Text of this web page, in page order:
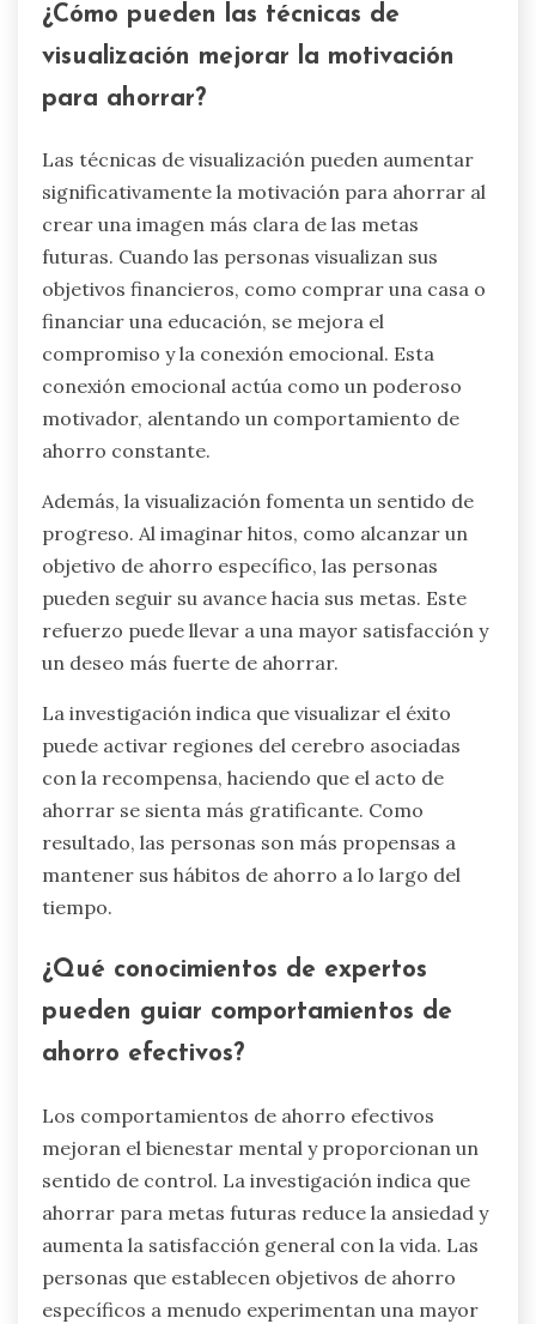
¿Cómo pueden las técnicas de
visualización mejorar la motivación
para ahorrar?
Las técnicas de visualización pueden aumentar
significativamente la motivación para ahorrar al
crear una imagen más clara de las metas
futuras. Cuando las personas visualizan sus
objetivos financieros, como comprar una casa o
financiar una educación, se mejora el
compromiso y la conexión emocional. Esta
conexión emocional actúa como un poderoso
motivador, alentando un comportamiento de
ahorro constante.
Además, la visualización fomenta un sentido de
progreso. Al imaginar hitos, como alcanzar un
objetivo de ahorro específico, las personas
pueden seguir su avance hacia sus metas. Este
refuerzo puede llevar a una mayor satisfacción y
un deseo más fuerte de ahorrar.
La investigación indica que visualizar el éxito
puede activar regiones del cerebro asociadas
con la recompensa, haciendo que el acto de
ahorrar se sienta más gratificante. Como
resultado, las personas son más propensas a
mantener sus hábitos de ahorro a lo largo del
tiempo.
¿Qué conocimientos de expertos
pueden guiar comportamientos de
ahorro efectivos?
Los comportamientos de ahorro efectivos
mejoran el bienestar mental y proporcionan un
sentido de control. La investigación indica que
ahorrar para metas futuras reduce la ansiedad y
aumenta la satisfacción general con la vida. Las
personas que establecen objetivos de ahorro
específicos a menudo experimentan una mayor